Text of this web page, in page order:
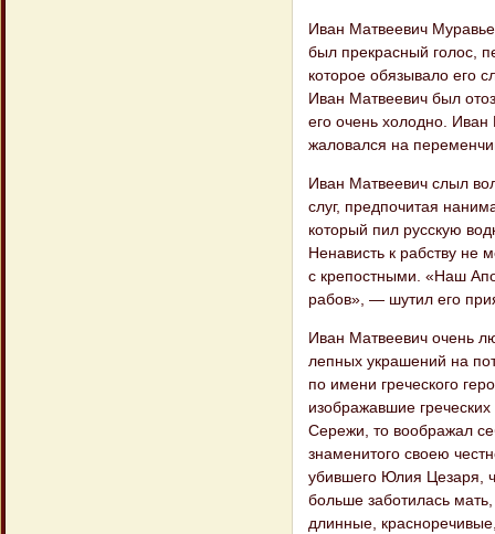
Иван Матвеевич
был прекрасный голос,
которое обязывало его
Иван Матвеевич был
его очень холодно.
жаловался на
Иван Матвеевич слыл
слуг, предпочитая
который пил русскую
Ненависть к рабству не
с крепостными. «Наш
рабов», — шутил его
Иван Матвеевич очень
лепных украшений на
по имени греческого
изображавшие
Сережи, то воображал
знаменитого своею
убившего Юлия Цезаря,
больше заботилась
длинные,